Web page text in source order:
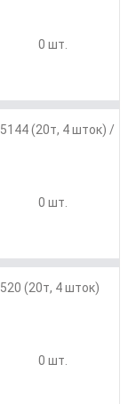
0 шт.
(20т, 4 шток) /
0 шт.
(20т, 4 шток)
0 шт.